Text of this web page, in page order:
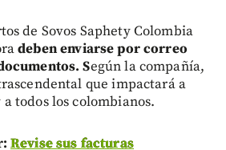
de Sovos Saphety Colombia
deben enviarse por correo
Según la compañía,
que impactará a
todos los colombianos.
Revise sus facturas